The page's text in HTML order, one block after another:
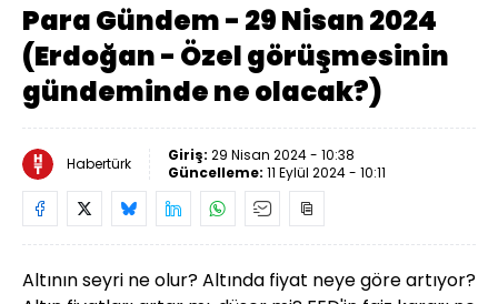
Para Gündem - 29 Nisan 2024
(Erdoğan - Özel görüşmesinin
gündeminde ne olacak?)
Habertürk Giriş: 29 Nisan 2024 - 10:38
Güncelleme: 11 Eylül 2024 - 10:11
Altının seyri ne olur? Altında fiyat neye göre artıyor?